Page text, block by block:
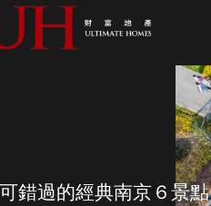
錯過的經典南京６景點